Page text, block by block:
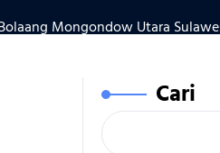
Mongondow Utara
Cari